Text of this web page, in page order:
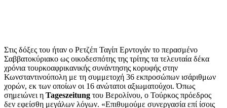
Στις δόξες του ήταν ο Ρετζέπ Ταγίπ Ερντογάν το περασμένο
Σαββατοκύριακο ως οικοδεσπότης της τρίτης τα τελευταία δέκα
χρόνια τουρκοαφρικανικής συνάντησης κορυφής στην
Κωνσταντινούπολη με τη συμμετοχή 36 εκπροσώπων ισάριθμων
χορών, εκ των οποίων οι 16 ανώτατοι αξιωματούχοι. Όπως
σημειώνει η Tageszeitung του Βερολίνου, ο Τούρκος πρόεδρος
δεν εφείσθη μεγάλων λόγων. «Επιθυμούμε συνεργασία επί ίσοις